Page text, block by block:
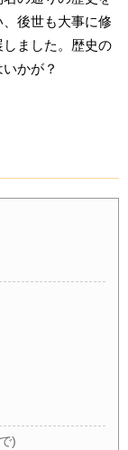
後世も大事に修
ました。歴史の
かが？
)